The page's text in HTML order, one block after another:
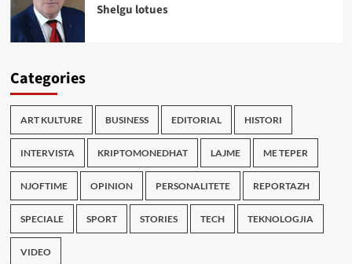
Shelgu lotues
Categories
ART KULTURE BUSINESS EDITORIAL HISTORI
INTERVISTA KRIPTOMONEDHAT LAJME ME TEPER
NJOFTIME OPINION PERSONALITETE REPORTAZH
SPECIALE SPORT STORIES TECH TEKNOLOGJIA
VIDEO